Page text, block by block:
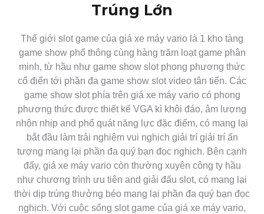
Trúng Lớn
Thế giới slot game của giá xe máy vario là 1 kho tàng
game show phổ thông cùng hàng trăm loạt game phân
minh, từ hầu như game show slot phong phương thức
cổ điển tới phần đa game show slot video tân tiến. Các
game show slot phía trên giá xe máy vario có phong
phương thức được thiết kế VGA kì khôi đáo, âm lượng
nhộn nhịp and phổ quát năng lực đặc điểm, có mang lại
bắt đầu làm trải nghiệm vui nghịch giải trí giải trí ấn
tượng mang lại phần đa quý bạn đọc nghịch. Bên cạnh
đấy, giá xe máy vario còn thường xuyên công ty hầu
như chương trình ưu tiên and giải đấu slot, có mang lại
thời dịp trúng thưởng béo mang lại phần đa quý bạn đọc
nghịch. Với cuộc sống slot game của giá xe máy vario,